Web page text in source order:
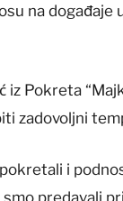
na
iz Pokreta
zadovoljni
i